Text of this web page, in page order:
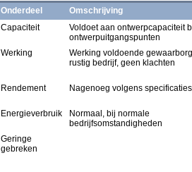
Onderdeel
Omschrijving
Capaciteit
Voldoet aan ontwerpcapaciteit
ontwerpuitgangspunten
Werking
Werking voldoende
rustig bedrijf, geen klachten
Rendement Nagenoeg volgens specificaties
Energieverbruik
Normaal, bij normale
bedrijfsomstandigheden
Geringe
gebreken